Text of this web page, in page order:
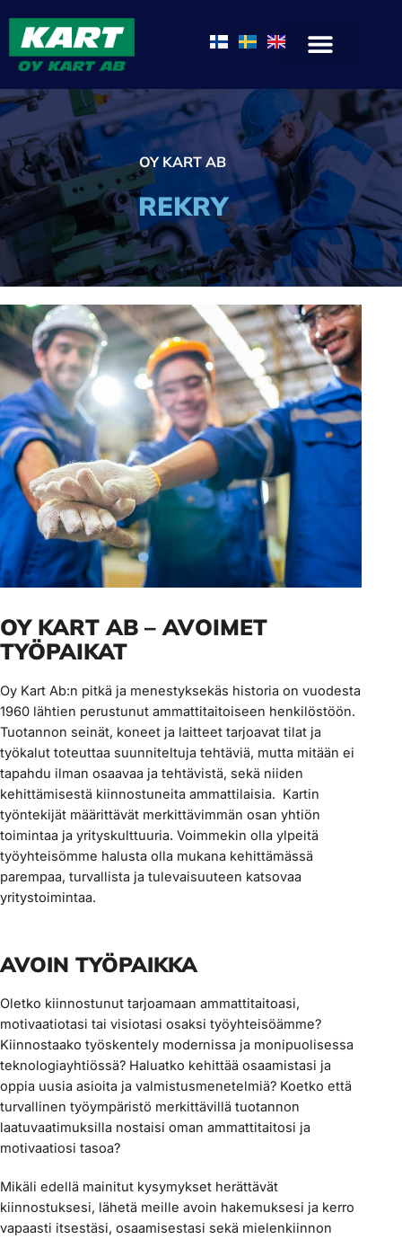
sisältöön
OY KART AB
REKRY
OY KART AB – AVOIMET
TYÖPAIKAT
Oy Kart Ab:n pitkä ja menestyksekäs historia on vuodesta
1960 lähtien perustunut ammattitaitoiseen henkilöstöön.
Tuotannon seinät, koneet ja laitteet tarjoavat tilat ja
työkalut toteuttaa suunniteltuja tehtäviä, mutta mitään ei
tapahdu ilman osaavaa ja tehtävistä, sekä niiden
kehittämisestä kiinnostuneita ammattilaisia. Kartin
työntekijät määrittävät merkittävimmän osan yhtiön
toimintaa ja yrityskulttuuria. Voimmekin olla ylpeitä
työyhteisömme halusta olla mukana kehittämässä
parempaa, turvallista ja tulevaisuuteen katsovaa
yritystoimintaa.
AVOIN TYÖPAIKKA
Oletko kiinnostunut tarjoamaan ammattitaitoasi,
motivaatiotasi tai visiotasi osaksi työyhteisöämme?
Kiinnostaako työskentely modernissa ja monipuolisessa
teknologiayhtiössä? Haluatko kehittää osaamistasi ja
oppia uusia asioita ja valmistusmenetelmiä? Koetko että
turvallinen työympäristö merkittävillä tuotannon
laatuvaatimuksilla nostaisi oman ammattitaitosi ja
motivaatiosi tasoa?
Mikäli edellä mainitut kysymykset herättävät
kiinnostuksesi, lähetä meille avoin hakemuksesi ja kerro
vapaasti itsestäsi, osaamisestasi sekä mielenkiinnon